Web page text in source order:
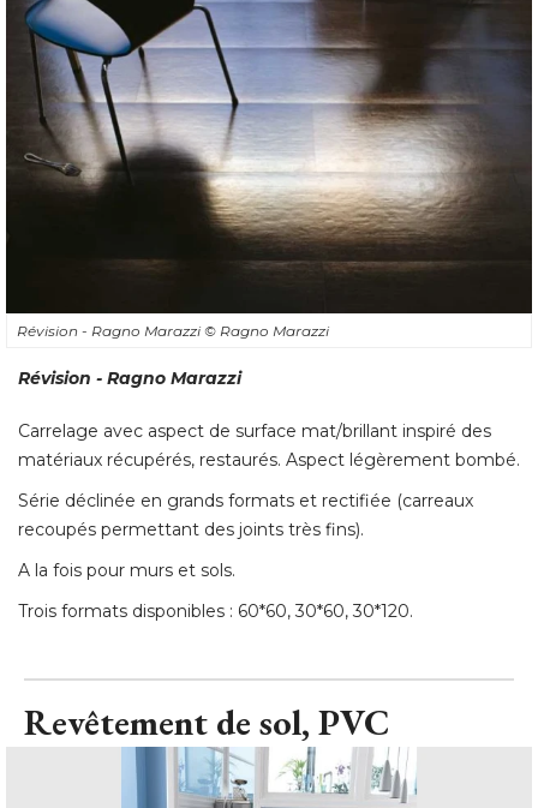
Révision - Ragno Marazzi © Ragno Marazzi
Révision - Ragno Marazzi
Carrelage avec aspect de surface mat/brillant inspiré des
matériaux récupérés, restaurés. Aspect légèrement bombé.
Série déclinée en grands formats et rectifiée (carreaux
recoupés permettant des joints très fins).
A la fois pour murs et sols.
Trois formats disponibles : 60*60, 30*60, 30*120.
Revêtement de sol, PVC